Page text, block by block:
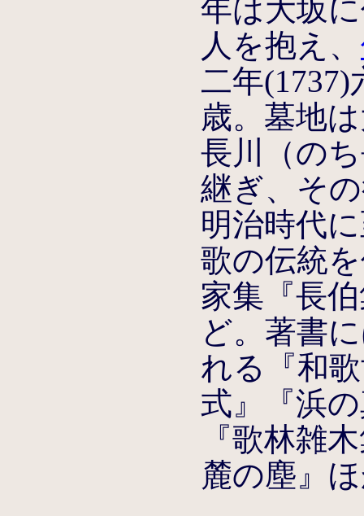
年は大坂
人を抱え、
二年
歳。墓地
長川（の
継ぎ、そ
明治時代
歌の伝統
家集『長
ど。著書
れる『和
式』『浜
『歌林雑
麓の塵』